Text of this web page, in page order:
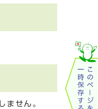
ません。